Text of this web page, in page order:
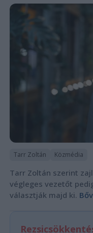
Tarr Zoltán Közmédia
Tarr Zoltán szerint
végleges vezetőt
választják majd ki.